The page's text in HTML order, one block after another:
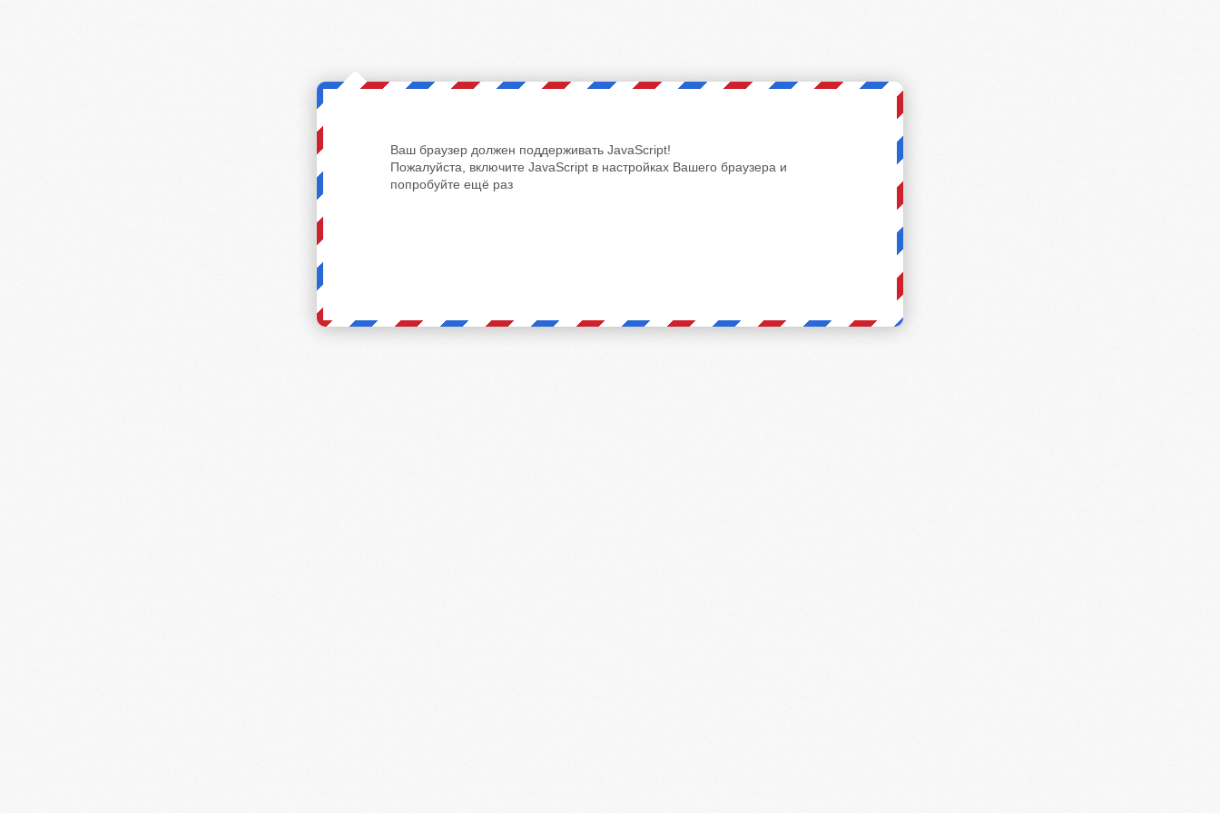
Ваш браузер должен поддерживать JavaScript!
Пожалуйста, включите JavaScript в настройках Вашего браузера и
попробуйте ещё раз